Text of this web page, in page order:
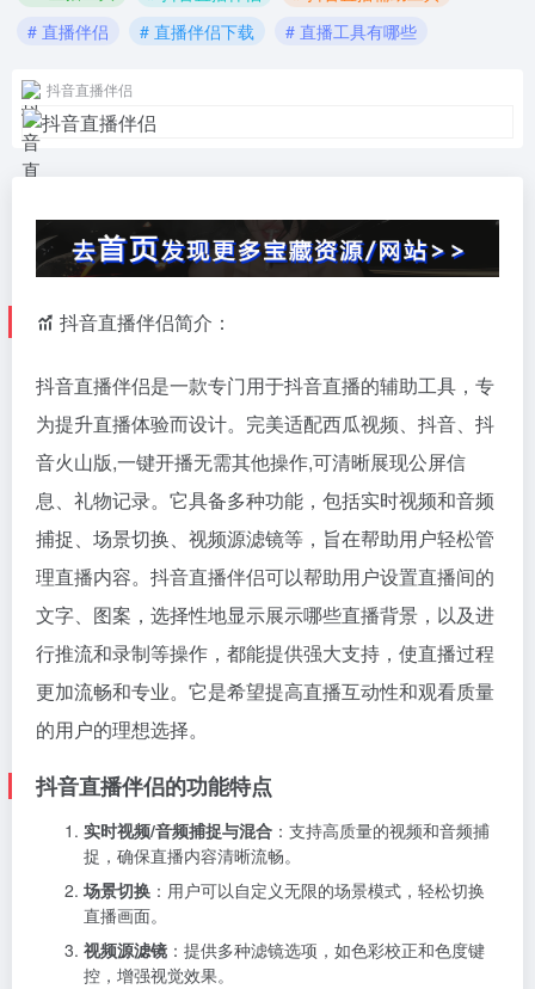
# 直播伴侣
# 直播伴侣下载 # 直播工具有哪些
抖音直播伴侣
抖音直播伴侣简介：
抖音直播伴侣是一款专门用于抖音直播的辅助工具，专
为提升直播体验而设计。完美适配西瓜视频、抖音、抖
音火山版,一键开播无需其他操作,可清晰展现公屏信
息、礼物记录。它具备多种功能，包括实时视频和音频
捕捉、场景切换、视频源滤镜等，旨在帮助用户轻松管
理直播内容。抖音直播伴侣可以帮助用户设置直播间的
文字、图案，选择性地显示展示哪些直播背景，以及进
行推流和录制等操作，都能提供强大支持，使直播过程
更加流畅和专业。它是希望提高直播互动性和观看质量
的用户的理想选择。
抖音直播伴侣的功能特点
实时视频/音频捕捉与混合 ：支持高质量的视频和音频捕
捉，确保直播内容清晰流畅。
场景切换 ：用户可以自定义无限的场景模式，轻松切换
直播画面。
视频源滤镜 ：提供多种滤镜选项，如色彩校正和色度键
控，增强视觉效果。